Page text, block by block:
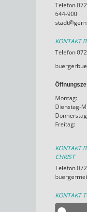
Telefon
644-900
KONTAKT
Telefon
Montag:
Dienstag-
Freitag:
KONTAKT
CHRIST
Telefon
KONTAKT